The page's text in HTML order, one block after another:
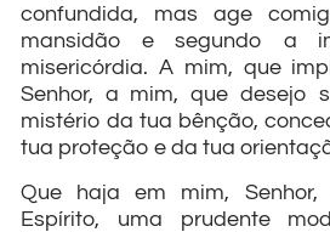
confundida, mas age
mansidão e segundo a
misericórdia. A mim, que
Senhor, a mim, que desejo
mistério da tua bênção,
tua proteção e da tua
Que haja em mim,
Espírito, uma prudente